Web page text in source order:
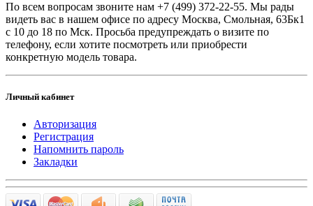
По всем вопросам звоните нам +7 (499) 372-22-55. Мы рады
видеть вас в нашем офисе по адресу Москва, Смольная, 63Бк1
с 10 до 18 по Мск. Просьба предупреждать о визите по
телефону, если хотите посмотреть или приобрести
конкретную модель товара.
Личный кабинет
Авторизация
Регистрация
Напомнить пароль
Закладки